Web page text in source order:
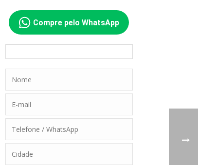
Compre pelo WhatsApp